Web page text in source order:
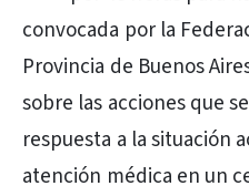
convocada por la
Provincia de Buenos
sobre las acciones que
respuesta a la situación
atención médica en un